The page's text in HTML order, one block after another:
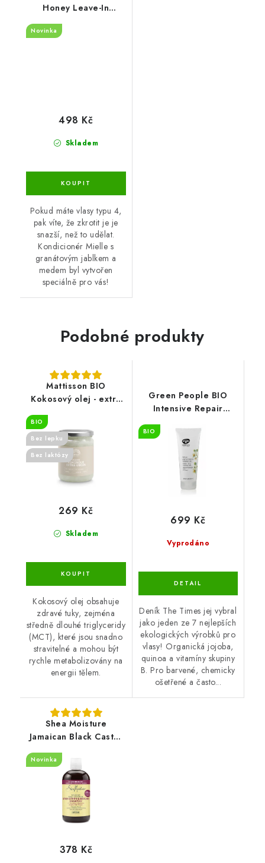
Honey Leave-In
Conditioner 355 ml
Novinka
Skladem
498 Kč
Pokud máte vlasy typu 4,
pak víte, že zkrotit je je
snazší, než to udělat.
Kondicionér Mielle s
granátovým jablkem a
medem byl vytvořen
speciálně pro vás!
Podobné produkty
Mattisson BIO
Kokosový olej - extra
BIO
Bez lepku
Bez laktózy
Skladem
269 Kč
Kokosový olej obsahuje
zdravé tuky, zejména
středně dlouhé triglyceridy
(MCT), které jsou snadno
stravitelné a mohou být
rychle metabolizovány na
energii tělem.
Green People BIO
Intensive Repair
BIO
Vyprodáno
699 Kč
Deník The Times jej vybral
jako jeden ze 7 nejlepších
ekologických výrobků pro
vlasy! Organická jojoba,
quinoa a vitamíny skupiny
B. Pro barvené, chemicky
ošetřené a často...
Shea Moisture
Jamaican Black Castor
Oil Strengthen &
Restore Shampoo 384
ml
Novinka
378 Kč